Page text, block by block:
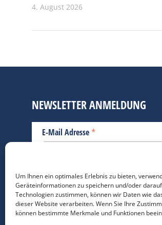
Um Ihnen ein optimales Erlebnis zu bieten,
Geräteinformationen zu speichern und/oder
Technologien zustimmen, können wir Daten wie
dieser Website verarbeiten. Wenn Sie Ihre
können bestimmte Merkmale und Funktionen
4. August 2026
NEWSLETTER ANMELDUNG
E-Mail Adresse *